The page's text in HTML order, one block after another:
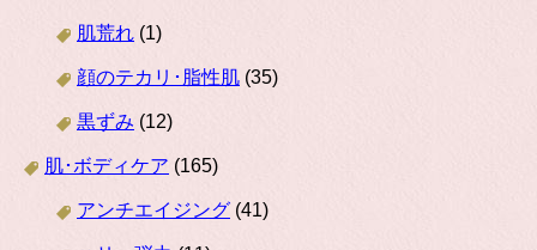
肌荒れ (1)
顔のテカリ･脂性肌 (35)
黒ずみ (12)
肌･ボディケア (165)
アンチエイジング (41)